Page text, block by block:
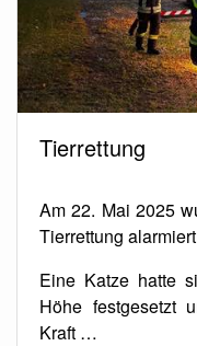
Tierrettung
Am 22. Mai 2025
Tierrettung
Eine Katze hatte
Höhe festgesetzt
Kraft …